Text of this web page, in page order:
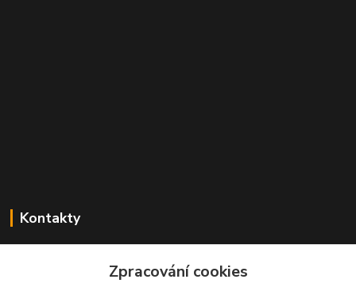
Kontakty
+420 725 613 837
Zpracování cookies